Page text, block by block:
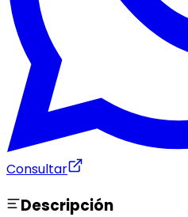
Consultar
Descripción